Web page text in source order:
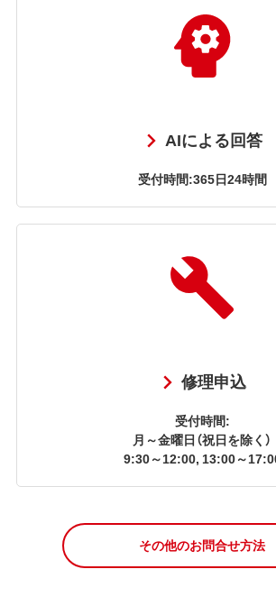
AIによる回答
受付時間:365日24時間
修理申込
受付時間:
月～金曜日（祝日を除く）
9:30～12:00, 13:00～
その他のお問合せ方法